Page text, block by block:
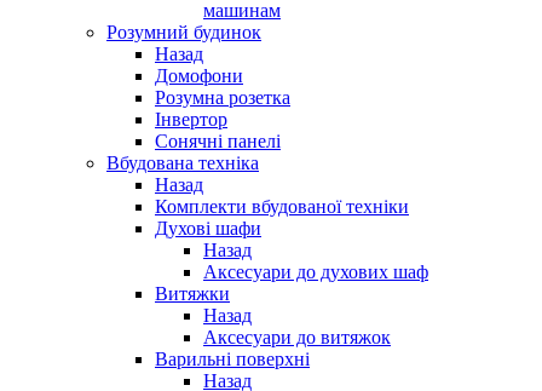
машинам
Розумний будинок
Назад
Домофони
Розумна розетка
Інвертор
Сонячні панелі
Вбудована техніка
Назад
Комплекти вбудованої техніки
Духові шафи
Назад
Аксесуари до духових шаф
Витяжки
Назад
Аксесуари до витяжок
Варильні поверхні
Назад